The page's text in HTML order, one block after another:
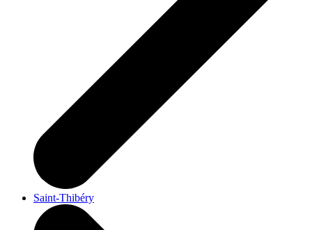
Saint-Thibéry